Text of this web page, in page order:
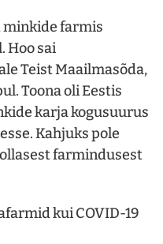
minkide farmis
Hoo sai
Teist Maailmasõda,
Toona oli Eestis
karja kogusuurus
Kahjuks pole
farmindusest
kui COVID-19